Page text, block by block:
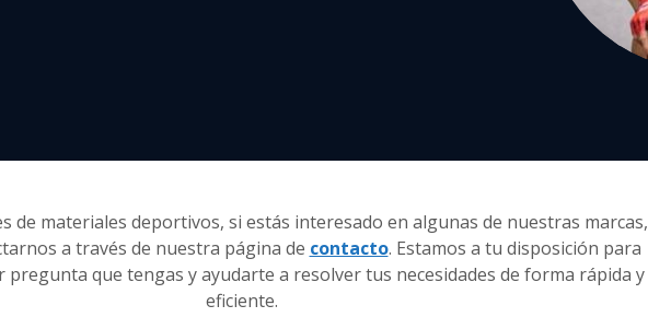
de materiales deportivos, si estás interesado en algunas de nuestras marcas,
a través de nuestra página de contacto. Estamos a tu disposición para
pregunta que tengas y ayudarte a resolver tus necesidades de forma rápida y
eficiente.